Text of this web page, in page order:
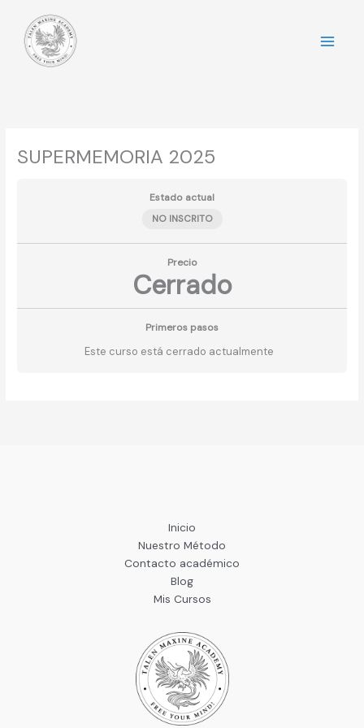
contenido
SUPERMEMORIA 2025
Estado actual
NO INSCRITO
Precio
Cerrado
Primeros pasos
Este curso está cerrado actualmente
Inicio
Nuestro Método
Contacto académico
Blog
Mis Cursos